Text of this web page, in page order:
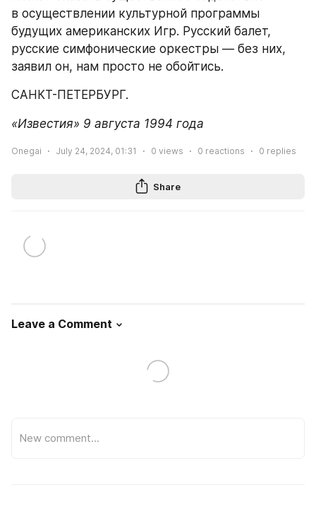
в осуществлении культурной программы
будущих американских Игр. Русский балет,
русские симфонические оркестры — без них,
заявил он, нам просто не обойтись.
САНКТ-ПЕТЕРБУРГ.
«Известия» 9 августа 1994 года
Onegai July 24, 2024, 01:31 0 views 0 reactions 0 replies
Share
Leave a Comment